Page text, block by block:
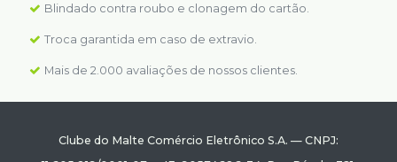
Blindado contra roubo e clonagem do cartão.
Troca garantida em caso de extravio.
Mais de 2.000 avaliações de nossos clientes.
Clube do Malte Comércio Eletrônico S.A. — CNPJ: